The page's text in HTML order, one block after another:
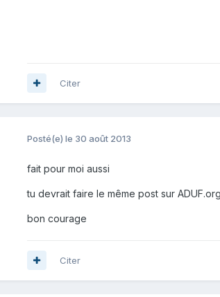
Citer
Posté(e) le 30 août 2013
fait pour moi aussi
tu devrait faire le même post sur
bon courage
Citer